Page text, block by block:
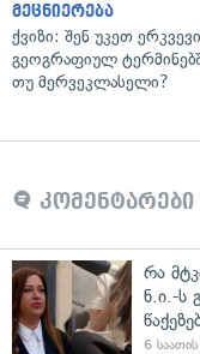
მეცნიერება
ქვიზი: შენ უკეთ ერკვევი
გეოგრაფიულ
თუ მერვეკლასელი?
კომენტარები
რა
ნ.ი.-ს
6 საათის